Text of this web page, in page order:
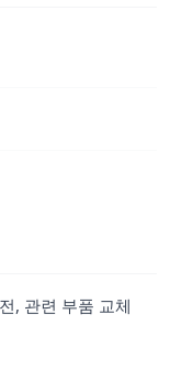
, 관련 부품 교체